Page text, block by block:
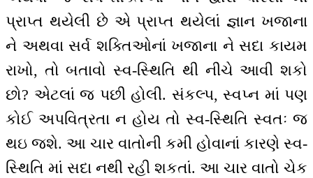
પ્રાપ્ત થયેલી છે એ પ્રાપ્ત થયેલાં જ્ઞાન ખજાના
ને અથવા સર્વ શક્તિઓનાં ખજાના ને સદા કાયમ
રાખો, તો બતાવો સ્વ-સ્થિતિ થી નીચે આવી શકો
છો? એટલાં જ પછી હોલી. સંકલ્પ, સ્વપ્ન માં પણ
કોઈ અપવિત્રતા ન હોય તો સ્વ-સ્થિતિ સ્વતઃ જ
થઇ જશે. આ ચાર વાતોની કમી હોવાનાં કારણે સ્વ-
સ્થિતિ માં સદા નથી રહી શકતાં. આ ચાર વાતો ચેક